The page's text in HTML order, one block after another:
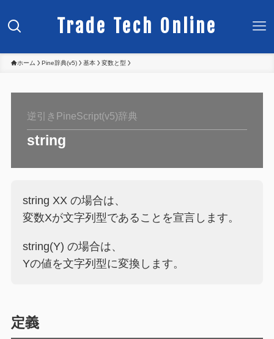
Trade Tech Online
ホーム Pine辞典(v5) 基本 変数と型
逆引きPineScript(v5)辞典
string
string XX の場合は、
変数Xが文字列型であることを宣言します。
string(Y) の場合は、
Yの値を文字列型に変換します。
定義